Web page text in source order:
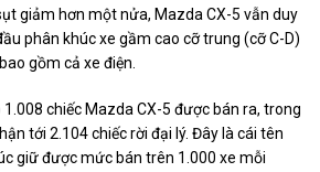
giảm hơn một nửa, Mazda CX-5 vẫn duy
phân khúc xe gầm cao cỡ trung (cỡ C-D)
gồm cả xe điện.
chiếc Mazda CX-5 được bán ra, trong
tới 2.104 chiếc rời đại lý. Đây là cái tên
giữ được mức bán trên 1.000 xe mỗi